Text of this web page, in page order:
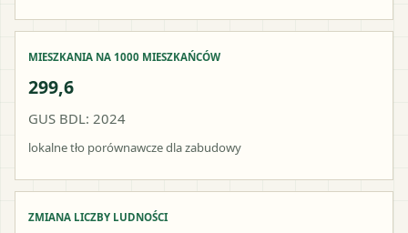
MIESZKANIA NA 1000 MIESZKAŃCÓW
299,6
GUS BDL: 2024
lokalne tło porównawcze dla zabudowy
ZMIANA LICZBY LUDNOŚCI